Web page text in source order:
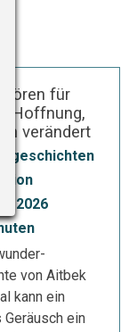
für
Hoffnung,
verändert
2026
von Aitbek
kann ein
ein